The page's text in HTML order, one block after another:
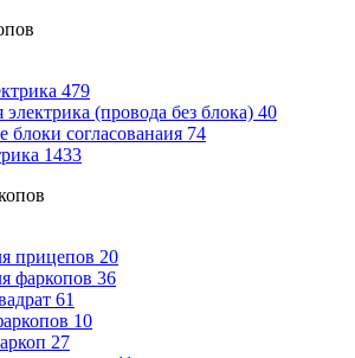
479
электрика (провода без блока) 40
блоки согласованаия 74
1433
прицепов 20
фаркопов 36
61
10
27